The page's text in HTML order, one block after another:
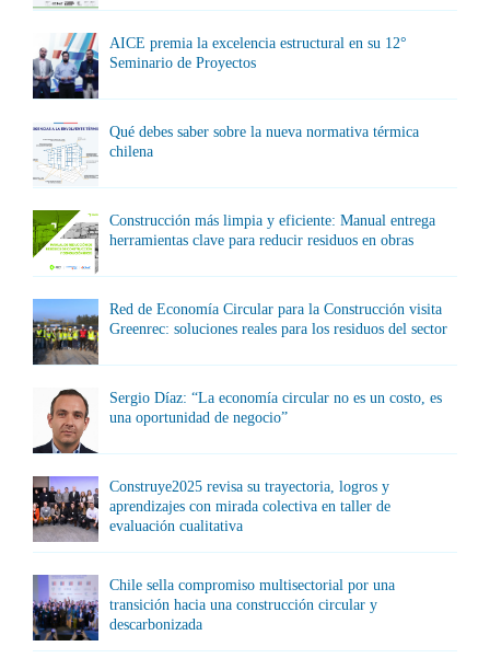
AICE premia la excelencia estructural en su 12°
Seminario de Proyectos
Qué debes saber sobre la nueva normativa térmica
chilena
Construcción más limpia y eficiente: Manual entrega
herramientas clave para reducir residuos en obras
Red de Economía Circular para la Construcción visita
Greenrec: soluciones reales para los residuos del sector
Sergio Díaz: “La economía circular no es un costo, es
una oportunidad de negocio”
Construye2025 revisa su trayectoria, logros y
aprendizajes con mirada colectiva en taller de
evaluación cualitativa
Chile sella compromiso multisectorial por una
transición hacia una construcción circular y
descarbonizada